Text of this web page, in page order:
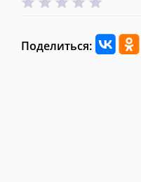
Поделиться: